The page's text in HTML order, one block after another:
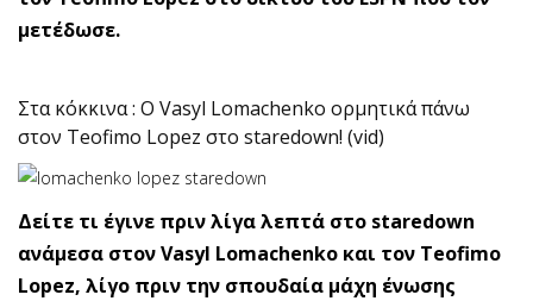
μετέδωσε.
Στα κόκκινα : Ο Vasyl Lomachenko ορμητικά πάνω
στον Teofimo Lopez στο staredown! (vid)
Δείτε τι έγινε πριν λίγα λεπτά στο staredown
ανάμεσα στον Vasyl Lomachenko και τον Teofimo
Lopez, λίγο πριν την σπουδαία μάχη ένωσης